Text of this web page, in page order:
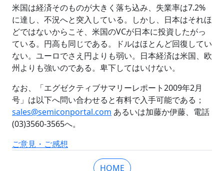
米国は経済そのものが大きく落ち込み、失業率は7.2%
に達し、不況へと突入している。しかし、日本はそれほ
どではないからこそ、米国のVCが日本に投資したがっ
ている。円高も同じである。ドルはほとんど回復してい
ない。ユーロでさえ円よりも弱い。日本経済は米国、欧
州よりも強いのである。卑下してはいけない。
なお、「エグゼクティブサマリーレポート2009年2月
号」は以下へ問い合わせると有料で入手可能である；
sales@semiconportal.com あるいは加藤か伊藤、電話
(03)3560-3565へ。
ご意見・ご感想
HOME